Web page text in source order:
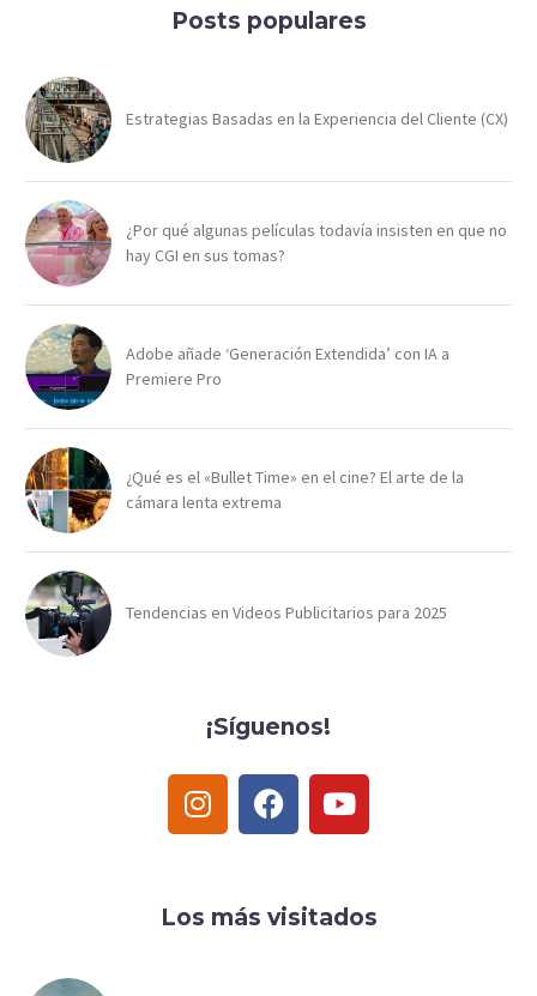
Posts populares
Estrategias Basadas en la Experiencia del Cliente (CX)
¿Por qué algunas películas todavía insisten en que no
hay CGI en sus tomas?
Adobe añade ‘Generación Extendida’ con IA a
Premiere Pro
¿Qué es el «Bullet Time» en el cine? El arte de la
cámara lenta extrema
Tendencias en Videos Publicitarios para 2025
¡Síguenos!
Los más visitados